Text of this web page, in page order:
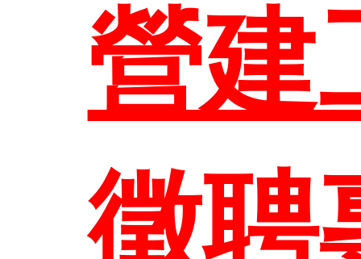
本
營建
徵聘